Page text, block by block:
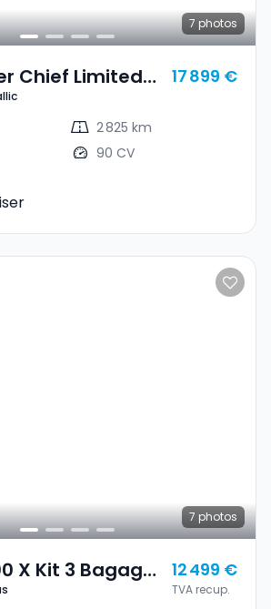
7 photos
Chief Limited
17 899 €
2 825 km
90 CV
7 photos
X Kit 3 Bagages
12 499 €
TVA recup.